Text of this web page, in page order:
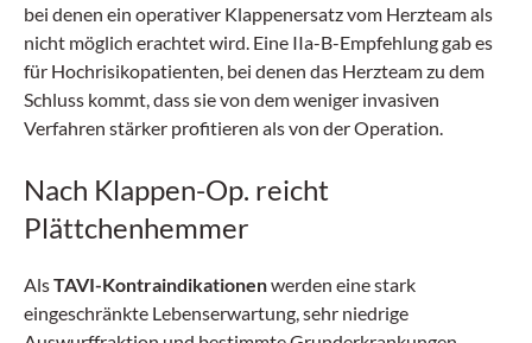
bei denen ein operativer Klappenersatz vom Herzteam als
nicht möglich erachtet wird. Eine IIa-B-Empfehlung gab es
für Hochrisikopatienten, bei denen das Herzteam zu dem
Schluss kommt, dass sie von dem weniger invasiven
Verfahren stärker profitieren als von der Operation.
Nach Klappen-Op. reicht
Plättchenhemmer
AlsTAVI-Kontraindikationenwerden eine stark
eingeschränkte Lebenserwartung, sehr niedrige